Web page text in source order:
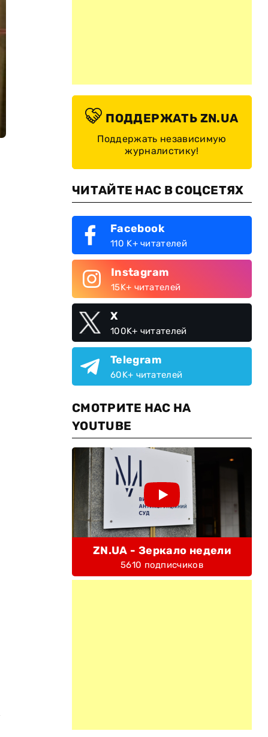
ПОДДЕРЖАТЬ ZN.UA
Поддержать независимую
журналистику!
ЧИТАЙТЕ НАС В СОЦСЕТЯХ
Facebook
110 K+ читателей
Instagram
15K+ читателей
X
100K+ читателей
Telegram
60K+ читателей
СМОТРИТЕ НАС НА
YOUTUBE
ZN.UA - Зеркало недели
5610 подписчиков